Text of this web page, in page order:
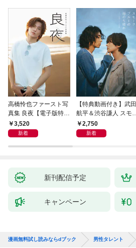
高橋怜也ファースト写
真集 良夜【電子版特典
付き】
3,520
新着
【特典動画付き】武田
航平＆渋谷謙人 スモー
クブルーの雨のち晴れ
ドラマ公式デジタル写
2,750
新着
新刊配信予定
キャンペーン
漫画無料試し読みならdブック 男性タレント